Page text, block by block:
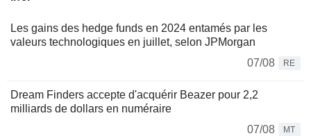
Les gains des hedge funds en 2024 entamés par les
valeurs technologiques en juillet, selon JPMorgan
07/08
RE
Dream Finders accepte d'acquérir Beazer pour 2,2
milliards de dollars en numéraire
07/08
MT